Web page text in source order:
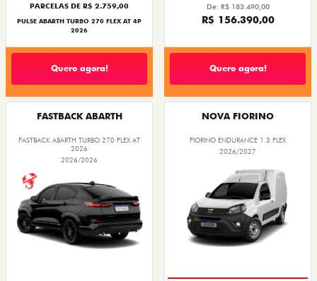
PARCELAS DE R$ 2.759,00
PULSE ABARTH TURBO 270 FLEX AT 4P
2026
Quero agora!
De: R$ 183.490,00
R$ 156.390,00
Quero agora!
FASTBACK ABARTH
FASTBACK ABARTH TURBO 270 FLEX AT
2026
2026/2026
NOVA FIORINO
FIORINO ENDURANCE 1.3 FLEX
2026/2027